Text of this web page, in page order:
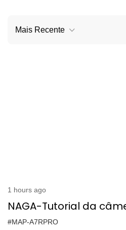
Mais Recente
1 hours ago
NAGA-Tutorial da
A7R Pro/Hawk-100c
#MAP-A7RPRO